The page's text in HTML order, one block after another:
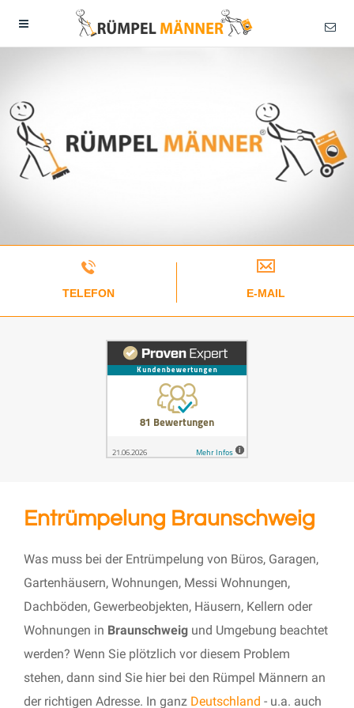
TELEFON E-MAIL
Entrümpelung Braunschweig
Was muss bei der Entrümpelung von Büros, Garagen,
Gartenhäusern, Wohnungen, Messi Wohnungen,
Dachböden, Gewerbeobjekten, Häusern, Kellern oder
Wohnungen in Braunschweig und Umgebung beachtet
werden? Wenn Sie plötzlich vor diesem Problem
stehen, dann sind Sie hier bei den Rümpel Männern an
der richtigen Adresse. In ganz Deutschland - u.a. auch